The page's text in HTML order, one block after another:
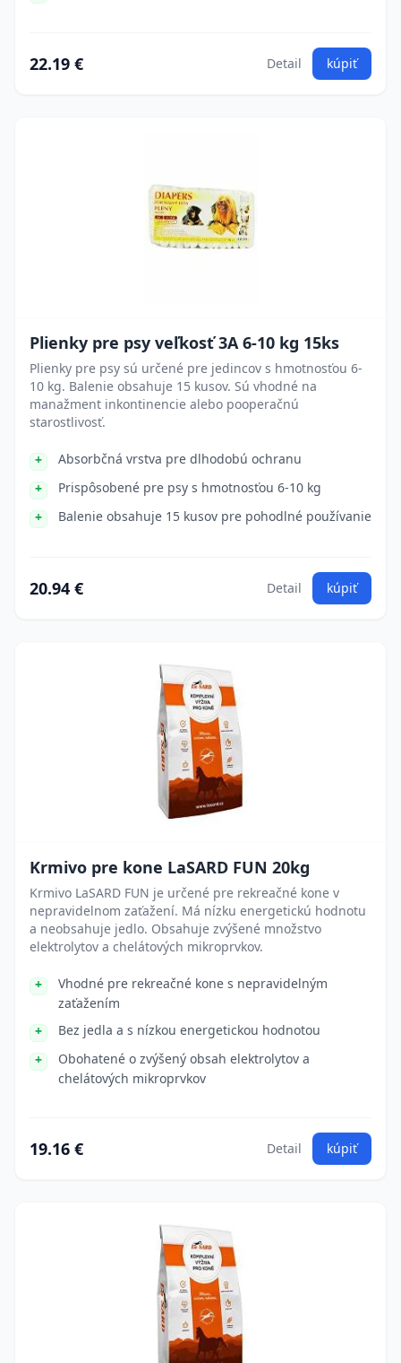
22.19 € Detail kúpiť
Plienky pre psy veľkosť 3A 6-10 kg 15ks
Plienky pre psy sú určené pre jedincov s hmotnosťou 6-
10 kg. Balenie obsahuje 15 kusov. Sú vhodné na
manažment inkontinencie alebo pooperačnú
starostlivosť.
Absorbčná vrstva pre dlhodobú ochranu
Prispôsobené pre psy s hmotnosťou 6-10 kg
Balenie obsahuje 15 kusov pre pohodlné používanie
20.94 € Detail kúpiť
Krmivo pre kone LaSARD FUN 20kg
Krmivo LaSARD FUN je určené pre rekreačné kone v
nepravidelnom zaťažení. Má nízku energetickú hodnotu
a neobsahuje jedlo. Obsahuje zvýšené množstvo
elektrolytov a chelátových mikroprvkov.
Vhodné pre rekreačné kone s nepravidelným
zaťažením
Bez jedla a s nízkou energetickou hodnotou
Obohatené o zvýšený obsah elektrolytov a
chelátových mikroprvkov
19.16 € Detail kúpiť